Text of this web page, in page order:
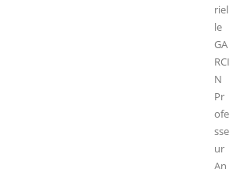
riel
le
GA
RCI
N
Pr
ofe
sse
ur
An